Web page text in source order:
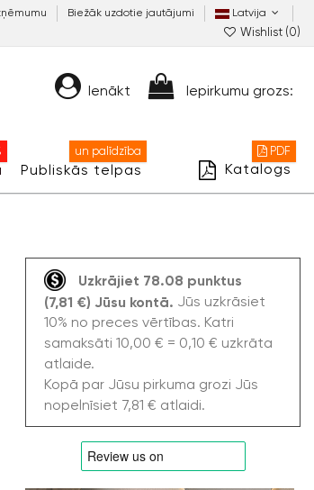
Biežāk uzdotie jautājumi Latvija
Wishlist (0)
Ienākt Iepirkumu grozs:
Publiskās telpas
un palīdzība
Katalogs
PDF
Uzkrājiet 78.08 punktus
(7,81 €) Jūsu kontā. Jūs uzkrāsiet
10% no preces vērtības. Katri
samaksāti 10,00 € = 0,10 € uzkrāta
atlaide.
Kopā par Jūsu pirkuma grozi Jūs
nopelnīsiet 7,81 € atlaidi.